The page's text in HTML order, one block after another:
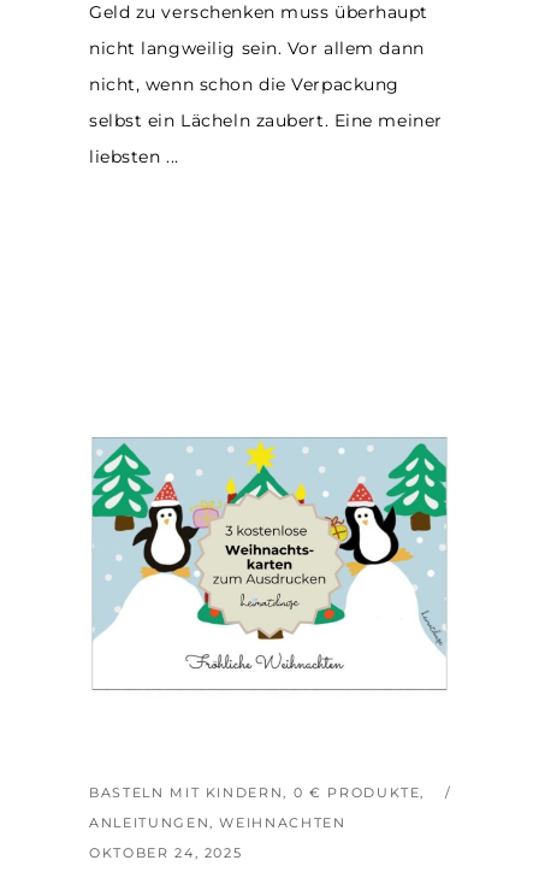
Geld zu verschenken muss überhaupt
nicht langweilig sein. Vor allem dann
nicht, wenn schon die Verpackung
selbst ein Lächeln zaubert. Eine meiner
liebsten
BASTELN MIT KINDERN, 0 € PRODUKTE,
ANLEITUNGEN,WEIHNACHTEN
OKTOBER 24, 2025